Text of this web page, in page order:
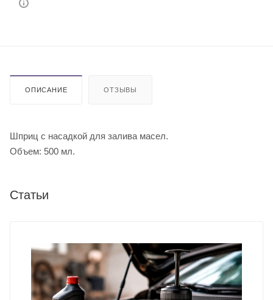
ОПИСАНИЕ ОТЗЫВЫ
Шприц с насадкой для залива масел.
Объем: 500 мл.
Статьи